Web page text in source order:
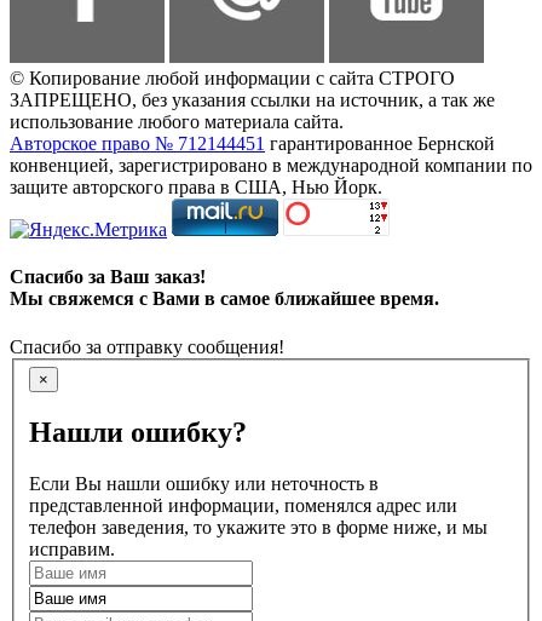
© Копирование любой информации с сайта СТРОГО
ЗАПРЕЩЕНО, без указания ссылки на источник, а так же
использование любого материала сайта.
Авторское право № 712144451 гарантированное Бернской
конвенцией, зарегистрировано в международной компании по
защите авторского права в США, Нью Йорк.
Спасибо за Ваш заказ!
Мы свяжемся с Вами в самое ближайшее время.
Спасибо за отправку сообщения!
×
Нашли ошибку?
Если Вы нашли ошибку или неточность в
представленной информации, поменялся адрес или
телефон заведения, то укажите это в форме ниже, и мы
исправим.